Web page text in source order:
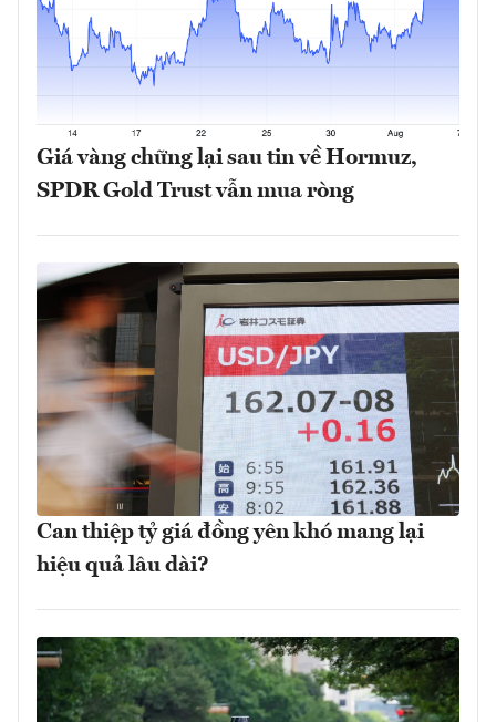
Giá vàng chững lại sau tin về Hormuz,
SPDR Gold Trust vẫn mua ròng
Can thiệp tỷ giá đồng yên khó mang lại
hiệu quả lâu dài?